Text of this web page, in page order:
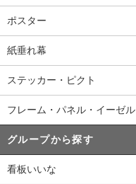
ポスター
紙垂れ幕
ステッカー・ピクト
フレーム・パネル・イーゼル
グループから探す
看板いいな